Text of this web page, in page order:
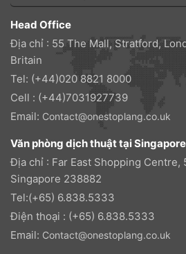
Head Office
Địa chỉ : 55 The Mall, Stratford,
Britain
Tel: (+44)020 8821 8000
Cell : (+44)7031927739
Email: Contact@onestoplang.co.uk
Văn phòng dịch thuật tại Singapore
Địa chỉ : Far East Shopping Centre,
Singapore 238882
Tel:(+65) 6.838.5333
Điện thoại : (+65) 6.838.5333
Email: Contact@onestoplang.co.uk